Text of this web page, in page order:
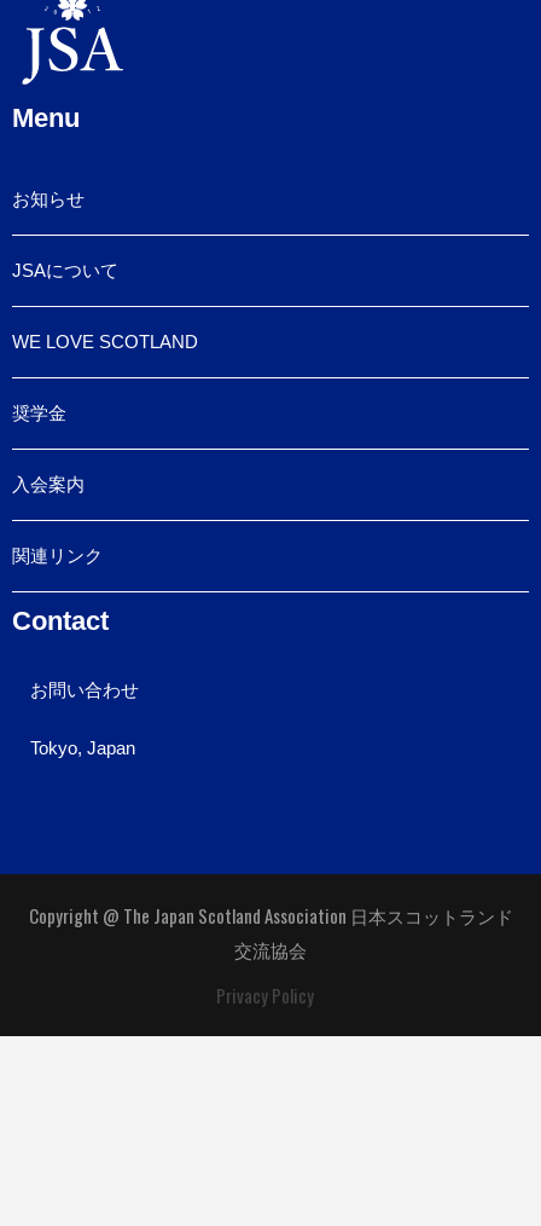
Menu
お知らせ
JSAについて
WE LOVE SCOTLAND
奨学金
入会案内
関連リンク
Contact
お問い合わせ
Tokyo, Japan
Copyright @ The Japan Scotland Association 日本スコットランド
交流協会
Privacy Policy